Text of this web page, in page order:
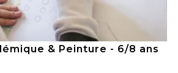
& Peinture - 6/8 ans